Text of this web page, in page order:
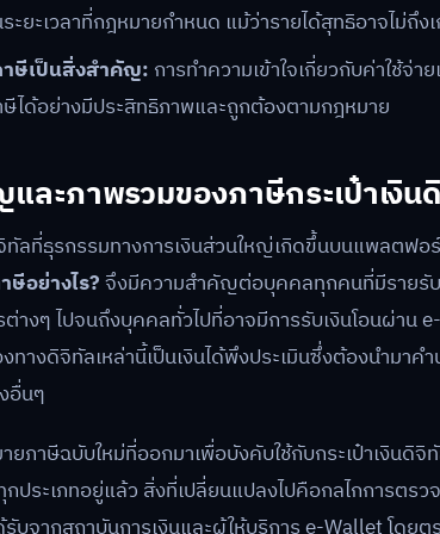
ะยะเวลาที่กฎหมายกำหนด แม้ว่ารายได้สุทธิอาจไม่ถึ
ษีเป็นสิ่งสำคัญ: การทำความเข้าใจเกี่ยวกับค่าใช้จ่
ได้อย่างมีประสิทธิภาพและถูกต้องตามกฎหมาย
ละภาพรวมของภาษีกระเป๋าเงิน
ลที่ธุรกรรมทางการเงินส่วนใหญ่เกิดขึ้นบนแพลตฟอร์
ษีอย่างไร?จึงมีความสำคัญต่อบุคคลทุกคนที่มีรายรับ
างๆ ไปจนถึงบุคคลทั่วไปที่อาจมีการรับเงินโอนผ่าน
ทางดิจิทัลเหล่านี้เป็นเงินได้พึงประเมินซึ่งต้องนำมา
อื่นๆ
ยภาษีฉบับใหม่ที่ออกมาเพื่อบังคับใช้กับกระเป๋าเงินดิ
ประเภทอยู่แล้ว สิ่งที่เปลี่ยนแปลงไปคือกลไกการต